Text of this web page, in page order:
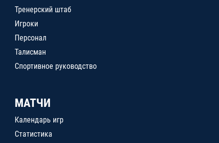
Тренерский штаб
Игроки
Персонал
Талисман
Спортивное руководство
МАТЧИ
Календарь игр
Статистика